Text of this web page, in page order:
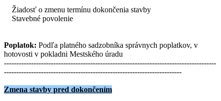
Žiadosť o zmenu termínu dokončenia stavby
Stavebné povolenie
Poplatok: Podľa platného sadzobníka správnych poplatkov, v
hotovosti v pokladni Mestského úradu
--------------------------------------------------------------------------------------
------------------------------------------------------------------------
Zmena stavby pred dokončením